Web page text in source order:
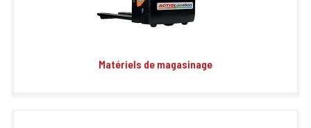
Matériels de magasinage